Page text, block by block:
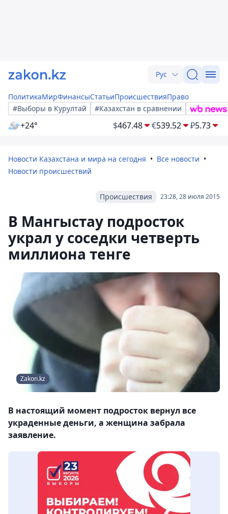
Рус
ПолитикаМирФинансыСтатьиПроисшествияПраво
#Выборы в Курултай
#Казахстан в сравнении
+24° $467.48 €539.52 ₽5.73
Новости Казахстана и мира на сегодня
Все новости
Новости происшествий
23:28, 28 июля 2015
Происшествия
В Мангыстау подросток
украл у соседки четверть
миллиона тенге
Zakon.kz
В настоящий момент подросток вернул все
украденные деньги, а женщина забрала
заявление.